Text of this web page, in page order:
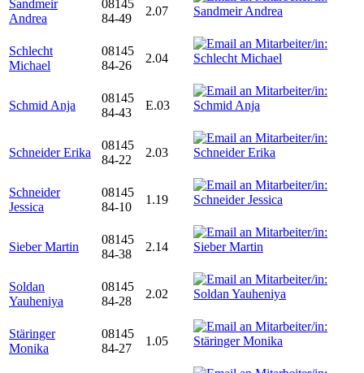
Sandmeir
Andrea
08145
84-49
2.07
Schlecht
Michael
08145
84-26
2.04
Schmid Anja
08145
84-43
E.03
Schneider Erika
08145
84-22
2.03
Schneider
Jessica
08145
84-10
1.19
Sieber Martin
08145
84-38
2.14
Soldan
Yauheniya
08145
84-28
2.02
Stäringer
Monika
08145
84-27
1.05